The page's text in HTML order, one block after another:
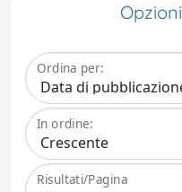
Opzioni
Ordina per:
In ordine:
Risultati/Pagina